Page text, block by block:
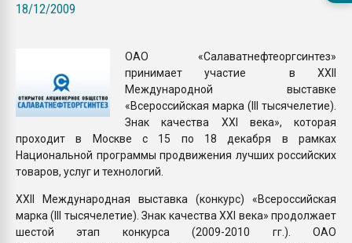
Всё, что касается
бутылок
ПЕРЕЙТИ НА
18/12/2009
ОАО «Салаватнефтеоргсинтез»
принимает участие в XXII
Международной выставке
«Всероссийская марка (III тысячелетие).
Знак качества ХХI века», которая
проходит в Москве с 15 по 18 декабря в рамках
Национальной программы продвижения лучших российских
товаров, услуг и технологий.
XXII Международная выставка (конкурс) «Всероссийская
марка (III тысячелетие). Знак качества XXI века» продолжает
шестой этап конкурса (2009-2010 гг.). ОАО